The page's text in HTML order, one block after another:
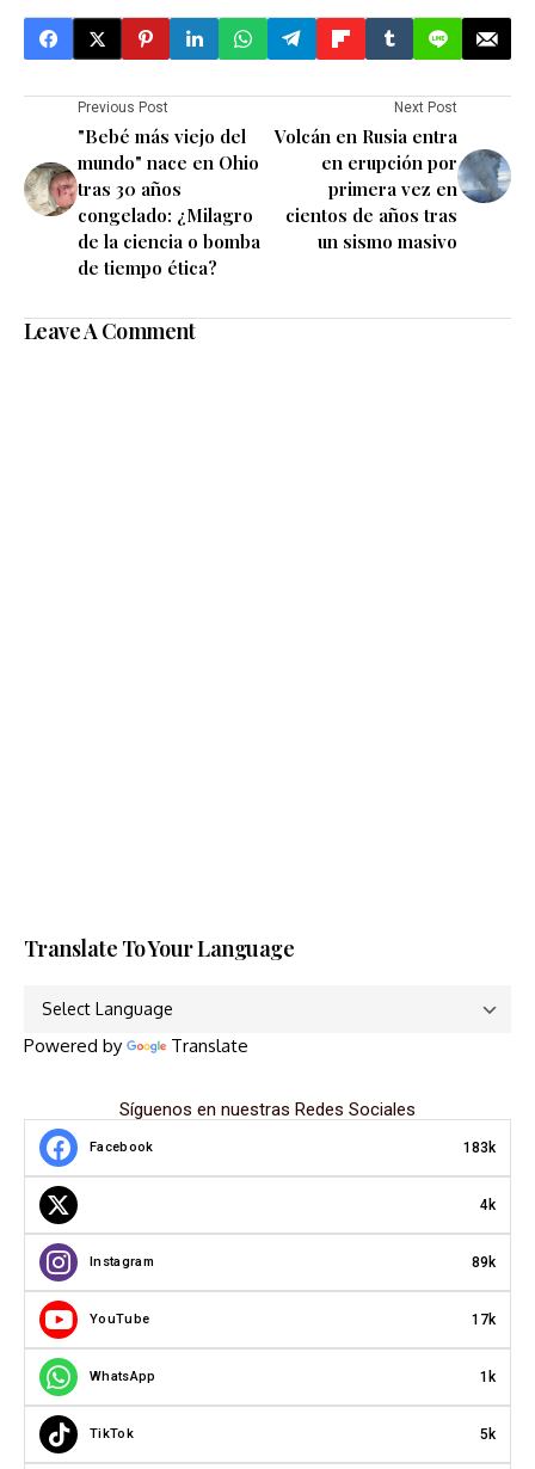
Previous Post
"Bebé más viejo del
mundo" nace en Ohio
tras 30 años
congelado: ¿Milagro
de la ciencia o bomba
de tiempo ética?
Next Post
Volcán en Rusia entra
en erupción por
primera vez en
cientos de años tras
un sismo masivo
Leave A Comment
Translate To Your Language
Powered by Translate
Síguenos en nuestras Redes Sociales
Facebook 183k
4k
Instagram 89k
YouTube 17k
WhatsApp 1k
TikTok 5k